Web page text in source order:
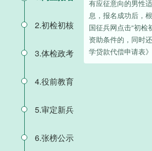
有应征意向的男性
息，报名成功后，
国征兵网点击“初检
资助条件的，同时
学贷款代偿申请表
2.初检初核
3.体检政考
4.役前教育
5.审定新兵
6.张榜公示